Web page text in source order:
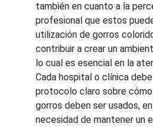
también en cuanto a la
profesional que estos
utilización de gorros
contribuir a crear un
lo cual es esencial en la
Cada hospital o clínica
protocolo claro sobre
gorros deben ser usados,
necesidad de mantener un